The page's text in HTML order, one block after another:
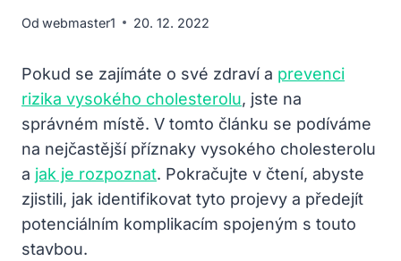
Od webmaster1 20. 12. 2022
Pokud se zajímáte o své zdraví a prevenci
rizika vysokého cholesterolu, jste na
správném místě. V tomto článku se podíváme
na nejčastější příznaky vysokého cholesterolu
a jak je rozpoznat. Pokračujte v čtení, abyste
zjistili, jak identifikovat tyto projevy a předejít
potenciálním komplikacím spojeným s touto
stavbou.